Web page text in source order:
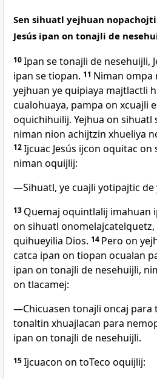
Sen sihuatl yejhuan
Jesús ipan on tonajli de
10Ipan se tonajli de nesehuijli,
ipan se tiopan. 11 Niman ompa
yejhuan ye quipiaya majtlactli
cualohuaya, pampa on xcuajli
oquichihuilij. Yejhua on sihuatl
niman nion achijtzin xhueliya
12Ijcuac Jesús ijcon oquitac
niman oquijlij:
―Sihuatl, ye cuajli yotipajtic de
13 Quemaj oquintlalij imahuan
on sihuatl
quihueyilia Dios. 14 Pero on
catca ipan on tiopan ocualan
ipan on tonajli de nesehuijli,
on tlacamej:
―Chicuasen tonajli oncaj para
tonaltin xhuajlacan para
ipan on tonajli de nesehuijli.
15Ijcuacon on toTeco oquijlij: